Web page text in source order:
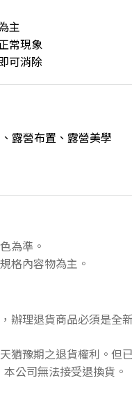
主
常現象
可消除
露營布置、露營美學
為準。
格內容物為主。
辦理退貨商品必須是全
猶豫期之退貨權利。但
公司無法接受退換貨。